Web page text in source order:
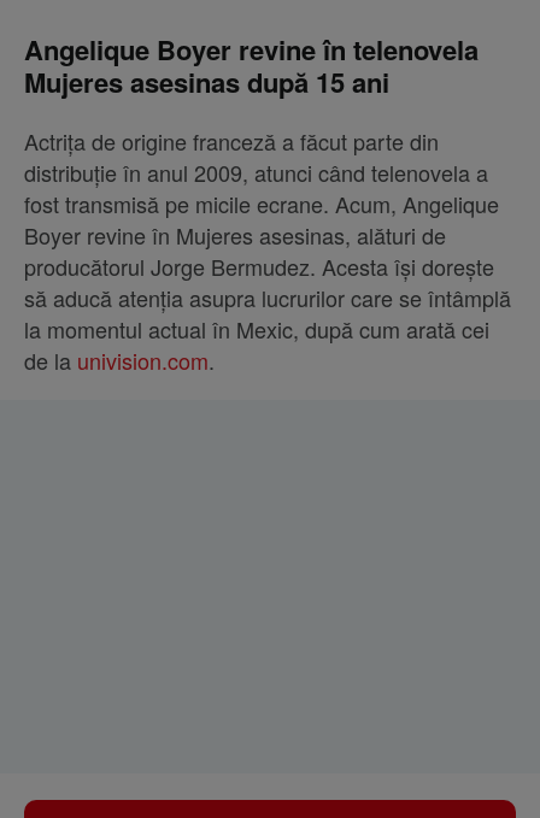
Angelique Boyer revine în telenovela
Mujeres asesinas după 15 ani
Actrița de origine franceză a făcut parte din
distribuție în anul 2009, atunci când telenovela a
fost transmisă pe micile ecrane. Acum, Angelique
Boyer revine în Mujeres asesinas, alături de
producătorul Jorge Bermudez. Acesta își dorește
să aducă atenția asupra lucrurilor care se întâmplă
la momentul actual în Mexic, după cum arată cei
de la univision.com.